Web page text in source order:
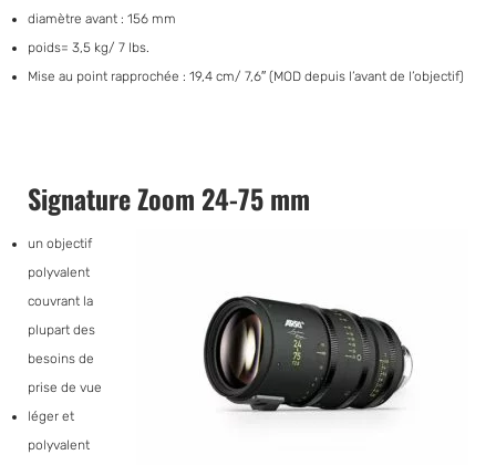
diamètre avant : 156 mm
poids= 3,5 kg/ 7 lbs.
Mise au point rapprochée : 19,4 cm/ 7,6″ (MOD depuis l’avant de l’objectif)
Signature Zoom 24-75 mm
un objectif
polyvalent
couvrant la
plupart des
besoins de
prise de vue
léger et
polyvalent